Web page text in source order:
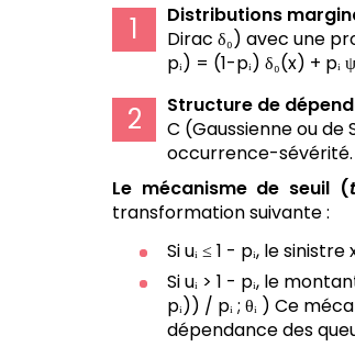
Distributions
Dirac δ₀) avec une
pᵢ) = (1-pᵢ) δ₀(x) + pᵢ
Structure de
C (Gaussienne ou
occurrence-sévérité.
Le mécanisme de seuil (
transformation suivante :
Si uᵢ ≤ 1 - pᵢ, le sinistre
Si uᵢ > 1 - pᵢ, le
pᵢ)) / pᵢ ; θᵢ ) Ce
dépendance des